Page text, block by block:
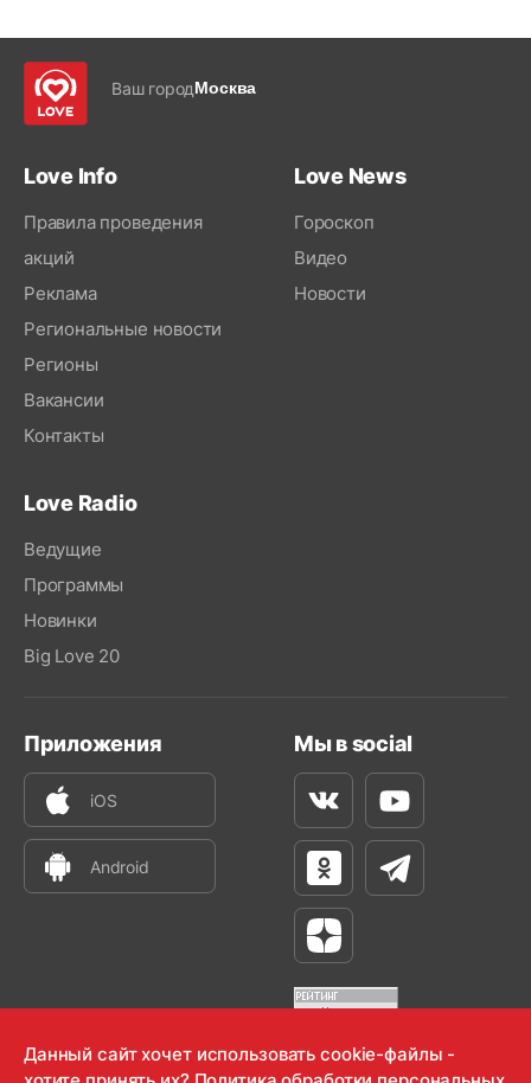
Ваш городМосква
Love Info
Правила проведения
акций
Реклама
Региональные новости
Регионы
Вакансии
Контакты
Love News
Гороскоп
Видео
Новости
Love Radio
Ведущие
Программы
Новинки
Big Love 20
Приложения
iOS
Android
Мы в social
ВконтактеYoutube
Одноклассники
Телеграм
Яндекс Дзен
Данный сайт хочет использовать cookie-файлы -